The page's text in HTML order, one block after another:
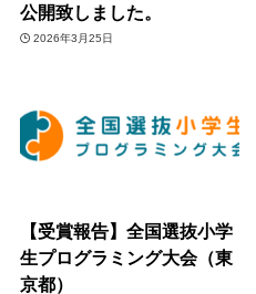
公開致しました。
2026年3月25日
【受賞報告】全国選抜小学
生プログラミング大会（東
京都）